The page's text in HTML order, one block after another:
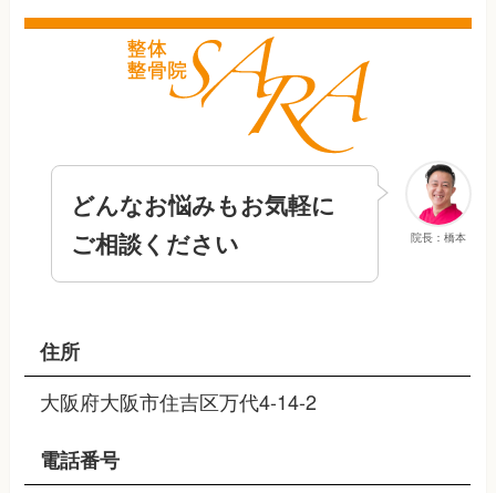
院長：橋本
どんなお悩みもお気軽に
ご相談ください
住所
大阪府大阪市住吉区万代4-14-2
電話番号